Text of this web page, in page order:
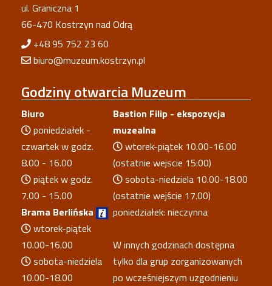
ul. Graniczna 1
66-470 Kostrzyn nad Odrą
+48 95 752 23 60
biuro@muzeum.kostrzyn.pl
Godzinyotwarcia Muzeum
Biuro
poniedziałek -
czwartek w godz.
8.00 - 16.00
piątek w godz.
7.00 - 15.00
Brama Berlińska
wtorek-piątek
10.00-16.00
sobota-niedziela
10.00-18.00
Bastion Filip - ekspozycja
muzealna
wtorek-piątek 10.00-16.00
(ostatnie wejscie 15:00)
sobota-niedziela 10.00-18.00
(ostatnie wejście 17.00)
poniedziałek: nieczynna
W innych godzinach dostępna
tylko dla grup zorganizowanych
po wcześniejszym uzgodnieniu